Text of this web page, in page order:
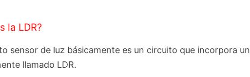
la LDR?
sensor de luz básicamente es un circuito que incorpora un
llamado LDR.